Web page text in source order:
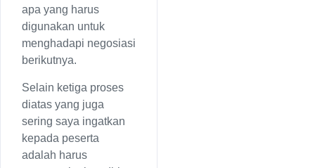
apa yang harus
digunakan untuk
menghadapi negosiasi
berikutnya.
Selain ketiga proses
diatas yang juga
sering saya ingatkan
kepada peserta
adalah harus